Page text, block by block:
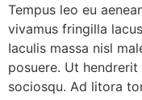
Tempus leo eu
vivamus fringilla
Iaculis massa nisl
posuere. Ut
sociosqu. Ad litora